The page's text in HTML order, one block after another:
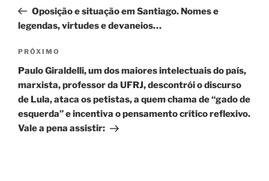
Post
anterior
Oposição e situação em Santiago. Nomes e
legendas, virtudes e devaneios…
Próximo
post
PRÓXIMO
Paulo Giraldelli, um dos maiores intelectuais do país,
marxista, professor da UFRJ, descontrói o discurso
de Lula, ataca os petistas, a quem chama de “gado de
esquerda” e incentiva o pensamento crítico reflexivo.
Vale a pena assistir: